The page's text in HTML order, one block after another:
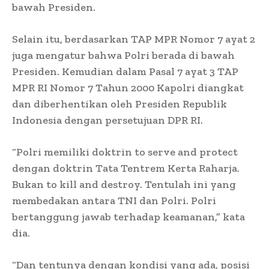
bawah Presiden.
Selain itu, berdasarkan TAP MPR Nomor 7 ayat 2
juga mengatur bahwa Polri berada di bawah
Presiden. Kemudian dalam Pasal 7 ayat 3 TAP
MPR RI Nomor 7 Tahun 2000 Kapolri diangkat
dan diberhentikan oleh Presiden Republik
Indonesia dengan persetujuan DPR RI.
“Polri memiliki doktrin to serve and protect
dengan doktrin Tata Tentrem Kerta Raharja.
Bukan to kill and destroy. Tentulah ini yang
membedakan antara TNI dan Polri. Polri
bertanggung jawab terhadap keamanan,” kata
dia.
“Dan tentunya dengan kondisi yang ada, posisi